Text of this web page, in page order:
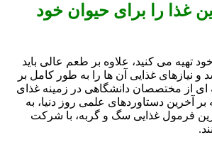
غذا را برای حیوان خود
تهیه می کنید، علاوه بر طعم عالی باید
نیازهای غذایی آن ها را به طور کامل بر
از مختصصان دانشگاهی در زمینه غذای
بر آخرین دستاوردهای علمی روز دنیا، به
فرمول غذایی سگ و گربه، با شرکت